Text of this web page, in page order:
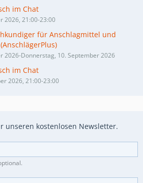
im Chat
2026, 21:00-23:00
für Anschlagmittel und
2026-Donnerstag, 10. September 2026
im Chat
2026, 21:00-23:00
unseren kostenlosen Newsletter.